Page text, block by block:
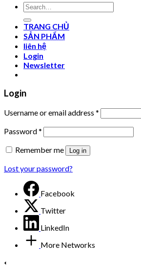
Search
for:
TRANG CHỦ
SẢN PHẨM
liên hệ
Login
Newsletter
Login
Username or email address *
Password*
Remember me
Log in
Lost your password?
Facebook
Twitter
LinkedIn
More Networks